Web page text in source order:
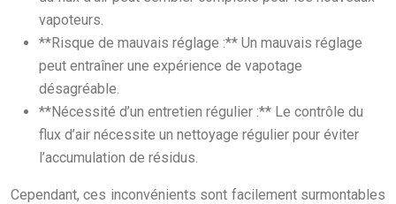
vapoteurs.
**Risque de mauvais réglage :** Un mauvais réglage
peut entraîner une expérience de vapotage
désagréable.
**Nécessité d’un entretien régulier :** Le contrôle du
flux d’air nécessite un nettoyage régulier pour éviter
l’accumulation de résidus.
Cependant, ces inconvénients sont facilement surmontables